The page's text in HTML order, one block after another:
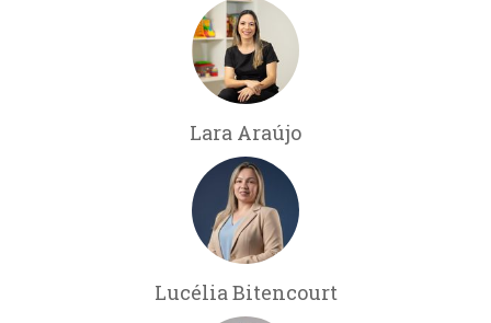
Lara Araújo
Lucélia Bitencourt